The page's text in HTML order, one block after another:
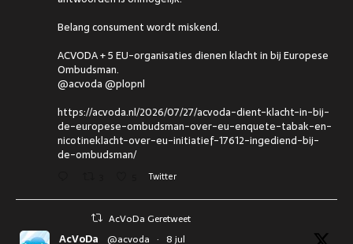
Belang consument wordt miskend.
ACVODA + 5 EU-organisaties dienen klacht in bij Europese
Ombudsman.
@acvoda @plopnl
https://acvoda.nl/2026/07/27/acvoda-dient-klacht-in-bij-
de-europese-ombudsman-over-eu-enquete-tabak-en-
nicotineklacht-over-eu-initiatief-17612-ingediend-bij-
de-ombudsman/
Twitter
AcVoDa Geretweet
AcVoDa @acvoda · 8 jul